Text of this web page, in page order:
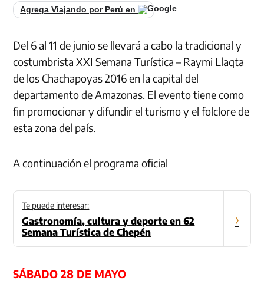
Agrega Viajando por Perú en
Del 6 al 11 de junio se llevará a cabo la tradicional y
costumbrista XXI Semana Turística – Raymi Llaqta
de los Chachapoyas 2016 en la capital del
departamento de Amazonas. El evento tiene como
fin promocionar y difundir el turismo y el folclore de
esta zona del país.
A continuación el programa oficial
Te puede interesar:
Gastronomía, cultura y deporte en 62
Semana Turística de Chepén
›
SÁBADO 28 DE MAYO